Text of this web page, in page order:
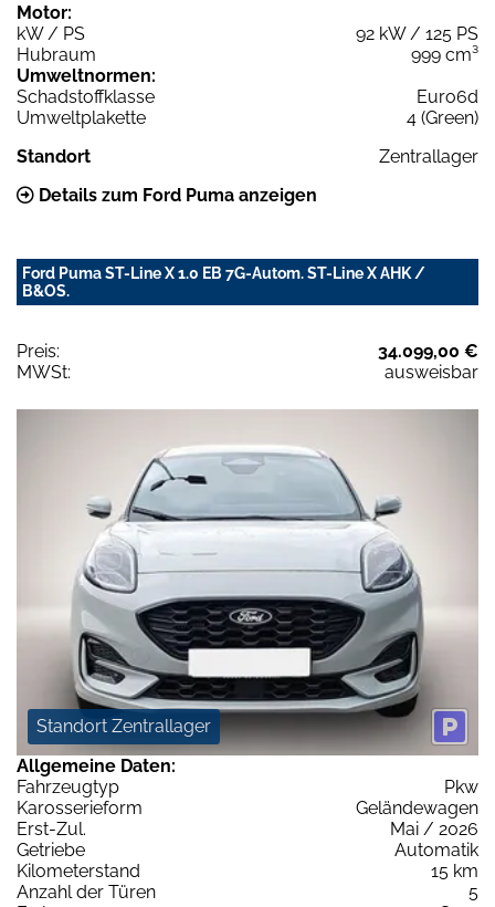
Motor:
kW / PS
92 kW / 125 PS
Hubraum
999 cm³
Umweltnormen:
Schadstoffklasse
Euro6d
Umweltplakette
4 (Green)
Standort
Zentrallager
Details zum Ford Puma anzeigen
Ford Puma ST-Line X 1.0 EB 7G-Autom. ST-Line X AHK /
B&OS.
Preis:
34.099,00 €
MWSt:
ausweisbar
Standort Zentrallager
Allgemeine Daten:
Fahrzeugtyp
Pkw
Karosserieform
Geländewagen
Erst-Zul.
Mai / 2026
Getriebe
Automatik
Kilometerstand
15 km
Anzahl der Türen
5